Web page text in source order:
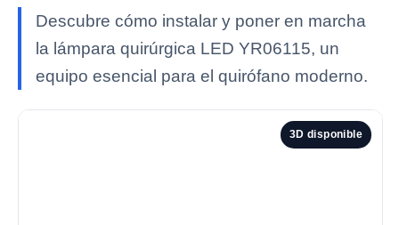
Descubre cómo instalar y poner en marcha
la lámpara quirúrgica LED YR06115, un
equipo esencial para el quirófano moderno.
3D disponible